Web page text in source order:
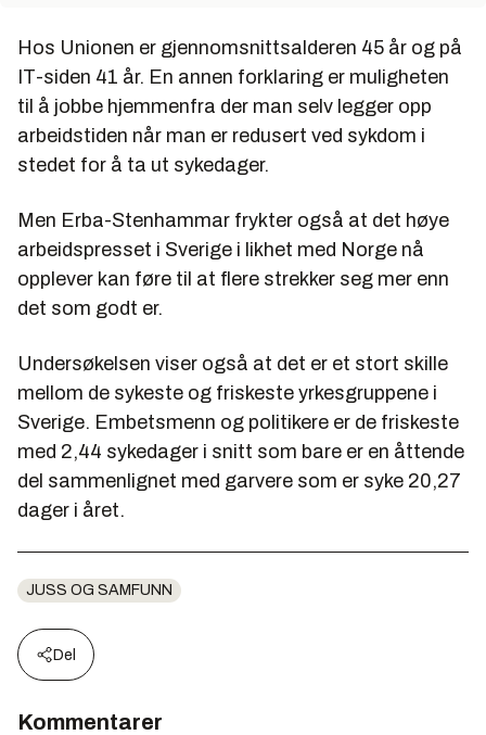
Hos Unionen er gjennomsnittsalderen 45 år og på
IT-siden 41 år. En annen forklaring er muligheten
til å jobbe hjemmenfra der man selv legger opp
arbeidstiden når man er redusert ved sykdom i
stedet for å ta ut sykedager.
Men Erba-Stenhammar frykter også at det høye
arbeidspresset i Sverige i likhet med Norge nå
opplever kan føre til at flere strekker seg mer enn
det som godt er.
Undersøkelsen viser også at det er et stort skille
mellom de sykeste og friskeste yrkesgruppene i
Sverige. Embetsmenn og politikere er de friskeste
med 2,44 sykedager i snitt som bare er en åttende
del sammenlignet med garvere som er syke 20,27
dager i året.
JUSS OG SAMFUNN
Del
Kommentarer